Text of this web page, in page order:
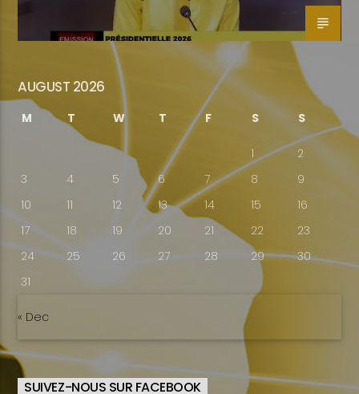
AUGUST 2026
M T W T F S S
1
2
3
4 5 6 7 8
9
10
11 12 13 14 15
16
17
18 19 20 21 22
23
24
25 26 27 28 29
30
31
« Dec
SUIVEZ-NOUS SUR FACEBOOK